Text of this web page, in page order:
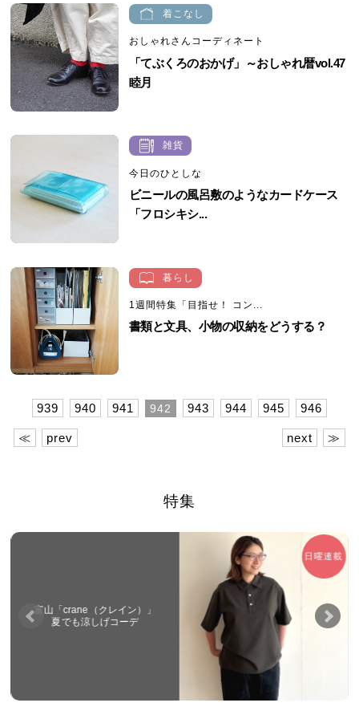
着こなし
おしゃれさんコーディネート
「てぶくろのおかげ」～おしゃれ暦vol.47
睦月
雑貨
今日のひとしな
ビニールの風呂敷のようなカードケース
「フロシキシ...
暮らし
1週間特集「目指せ！ コン...
書類と文具、小物の収納をどうする？
≪ prev
939 940 941 942 943 944 945 946
next ≫
特集
日曜連載
富山「crane（クレイン）」
夏でも涼しげコーデ